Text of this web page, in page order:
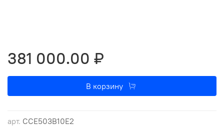
арт. CCE503B10E2
381 000.00 ₽
В корзину